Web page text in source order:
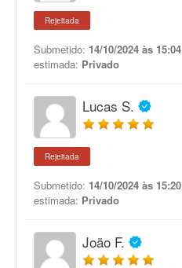
Rejeitada
Submetido: 14/10/2024 às 15:04
estimada: Privado
Lucas S.
Rejeitada
Submetido: 14/10/2024 às 15:20
estimada: Privado
João F.